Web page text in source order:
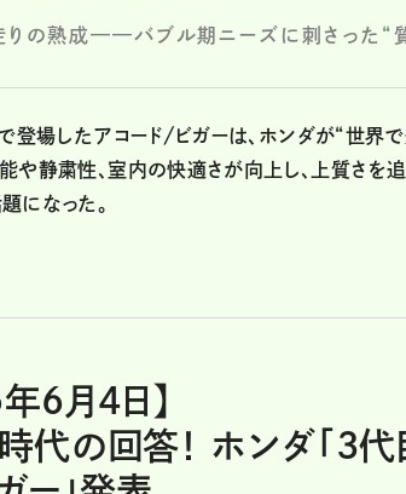
りの熟成——バブル期ニーズに刺さった“
場したアコード/ビガーは、ホンダが“世界
や静粛性、室内の快適さが向上し、上質さを
になった。
6月4日】
代の回答！ ホンダ「3